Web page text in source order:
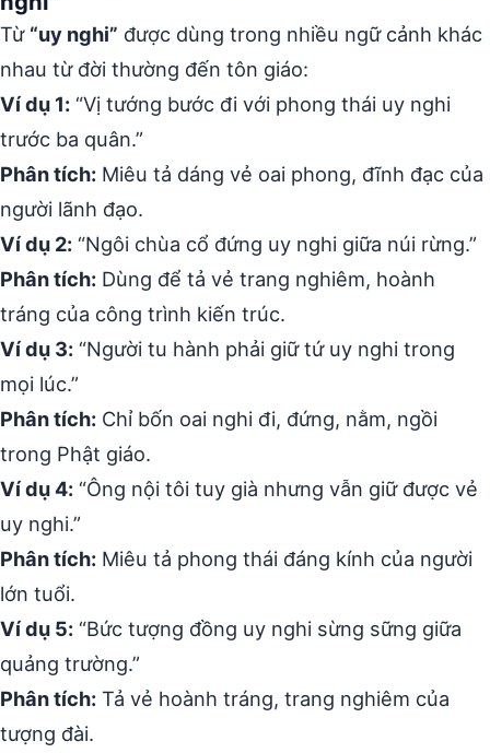
Từ “uy nghi” được dùng trong nhiều ngữ cảnh khác
nhau từ đời thường đến tôn giáo:
Ví dụ 1: “Vị tướng bước đi với phong thái uy nghi
trước ba quân.”
Phân tích: Miêu tả dáng vẻ oai phong, đĩnh đạc của
người lãnh đạo.
Ví dụ 2: “Ngôi chùa cổ đứng uy nghi giữa núi rừng.”
Phân tích: Dùng để tả vẻ trang nghiêm, hoành
tráng của công trình kiến trúc.
Ví dụ 3: “Người tu hành phải giữ tứ uy nghi trong
mọi lúc.”
Phân tích: Chỉ bốn oai nghi đi, đứng, nằm, ngồi
trong Phật giáo.
Ví dụ 4: “Ông nội tôi tuy già nhưng vẫn giữ được vẻ
uy nghi.”
Phân tích: Miêu tả phong thái đáng kính của người
lớn tuổi.
Ví dụ 5: “Bức tượng đồng uy nghi sừng sững giữa
quảng trường.”
Phân tích: Tả vẻ hoành tráng, trang nghiêm của
tượng đài.